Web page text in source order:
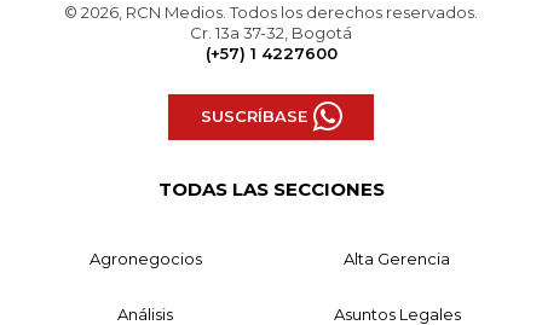
© 2026, RCN Medios. Todos los derechos reservados.
Cr. 13a 37-32, Bogotá
(+57) 1 4227600
SUSCRÍBASE
TODAS LAS SECCIONES
Agronegocios Alta Gerencia
Análisis Asuntos Legales